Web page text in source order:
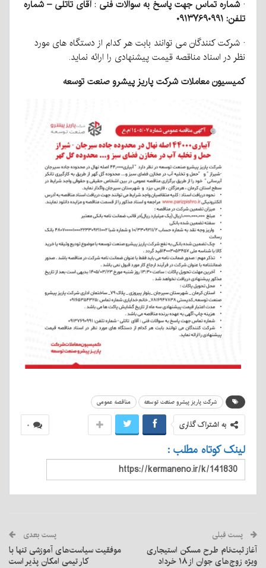
·شماره تماس جهت پاسخ به سوالات فنی :آقای تاتلی – شماره
تلفن: ۰۹۱۳۷۶۹۰۹۹۱
· شرکت کنندگان می توانند بابت هر کدام از دستگاه های مورد
نظر در اسناد مناقصه قیمت پیشنهادی را ارائه نماید.
کمیسیون معاملات شرکت پاریز پیشرو صنعت توسعه
شرکت پاریز پیشرو صنعت توسعه مناقصه عمومی
۰ به اشتراک گذاری
لینک کوتاه مطلب :
پست قبلی
آغاز ثبت‌نام طرح مسکن استیجاری
ویژه زوج‌های جوان از ۱۸ خرداد
پست بعدی
موفقیت سیاست‌های آموزشی تنها با
کار تیمی امکان پذیر است